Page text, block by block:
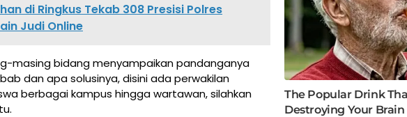
di Ringkus Tekab 308 Presisi Polres
Judi Online
masing bidang menyampaikan pandanganya
dan apa solusinya, disini ada perwakilan
berbagai kampus hingga wartawan, silahkan